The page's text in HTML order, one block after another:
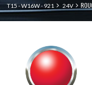
T15 - W16W - 921
24V